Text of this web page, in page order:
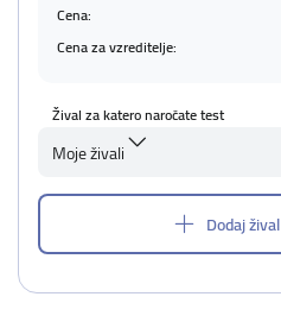
Cena:
Cena za vzreditelje:
Žival za katero naročate test
Moje živali
Dodaj žival